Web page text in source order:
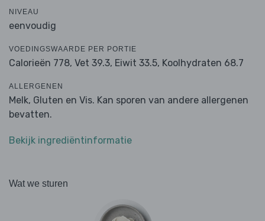
NIVEAU
eenvoudig
VOEDINGSWAARDE PER PORTIE
Calorieën 778, Vet 39.3, Eiwit 33.5, Koolhydraten 68.7
ALLERGENEN
Melk, Gluten en Vis. Kan sporen van andere allergenen
bevatten.
Bekijk ingrediëntinformatie
Wat we sturen